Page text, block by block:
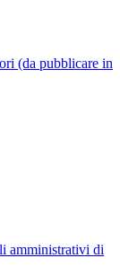
(da pubblicare in
amministrativi di